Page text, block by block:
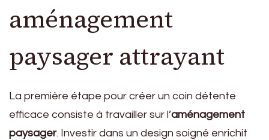
aménagement
paysager attrayant
La première étape pour créer un coin détente
efficace consiste à travailler sur l’aménagement
paysager. Investir dans un design soigné enrichit